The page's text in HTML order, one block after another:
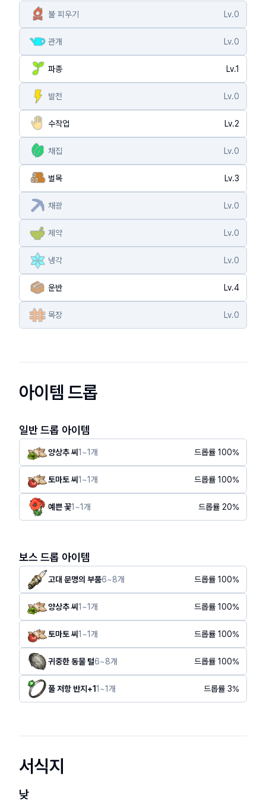
불 피우기 Lv.0
관개 Lv.0
파종 Lv.1
발전 Lv.0
수작업 Lv.2
채집 Lv.0
벌목 Lv.3
채광 Lv.0
제약 Lv.0
냉각 Lv.0
운반 Lv.4
목장 Lv.0
아이템 드롭
일반 드롭 아이템
양상추 씨1 ~1개 드롭률 100%
토마토 씨1 ~1개 드롭률 100%
예쁜 꽃1 ~1개 드롭률 20%
보스 드롭 아이템
고대 문명의 부품6~8개 드롭률 100%
양상추 씨1 ~1개 드롭률 100%
토마토 씨1 ~1개 드롭률 100%
귀중한 동물 털6~8개 드롭률 100%
풀 저항 반지+11 ~1개 드롭률 3%
서식지
낮